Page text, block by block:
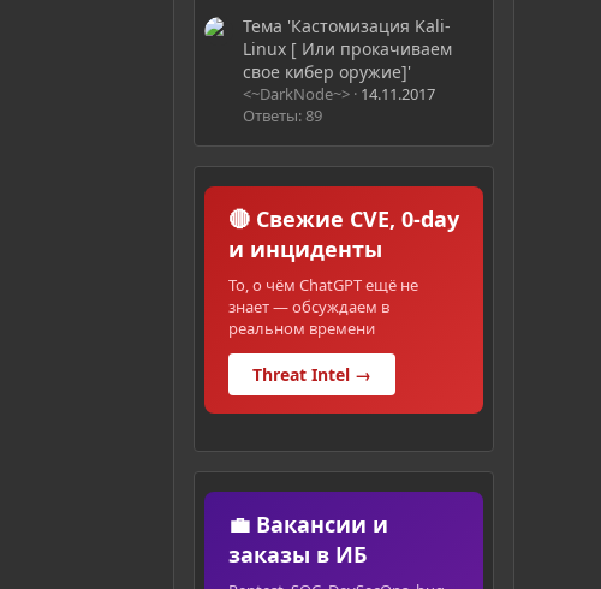
Тема 'Кастомизация Kali-
Linux [ Или прокачиваем
свое кибер оружие]'
<~DarkNode~> 14.11.2017
Ответы: 89
🔴 Свежие CVE, 0-day
и инциденты
То, о чём ChatGPT ещё не
знает — обсуждаем в
реальном времени
Threat Intel →
💼 Вакансии и
заказы в ИБ